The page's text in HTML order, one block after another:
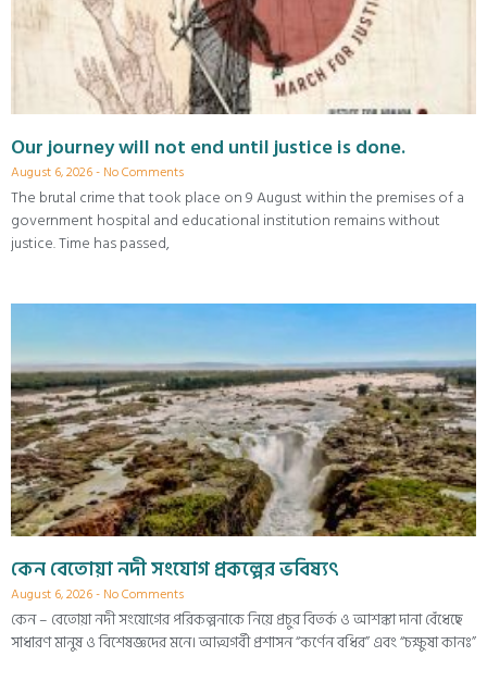
Our journey will not end until justice is done.
August 6, 2026 No Comments
The brutal crime that took place on 9 August within the premises of a
government hospital and educational institution remains without
justice. Time has passed,
কেন বেতোয়া নদী সংযোগ প্রকল্পের ভবিষ্যৎ
August 6, 2026 No Comments
কেন – বেতোয়া নদী সংযোগের পরিকল্পনাকে নিয়ে প্রচুর বিতর্ক ও আশঙ্কা দানা বেঁধেছে
সাধারণ মানুষ ও বিশেষজ্ঞদের মনে। আত্মগর্বী প্রশাসন “কর্ণেন বধির” এবং “চক্ষুষা কানঃ”